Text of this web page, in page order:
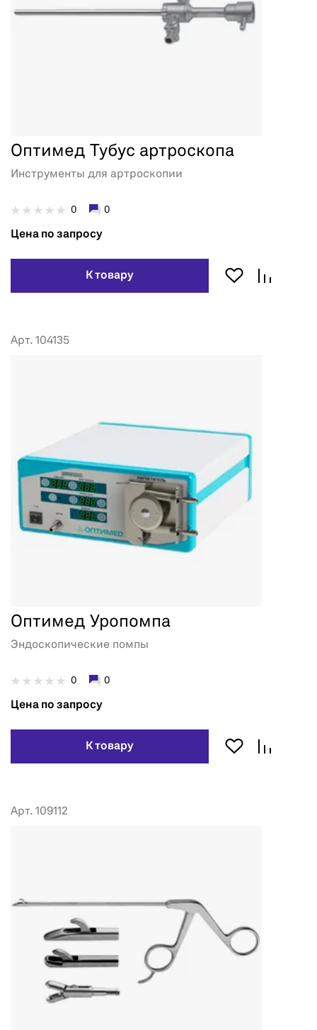
Оптимед Тубус артроскопа
Инструменты для артроскопии
0 0
Цена по запросу
К товару
Арт. 104135
Оптимед Уропомпа
Эндоскопические помпы
0 0
Цена по запросу
К товару
Арт. 109112